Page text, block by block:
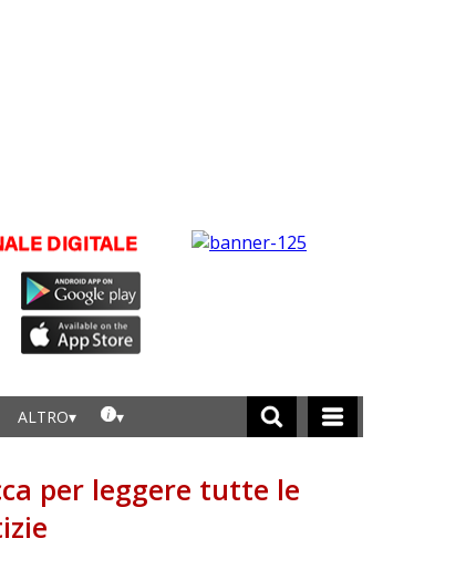
ALTRO
per leggere tutte le